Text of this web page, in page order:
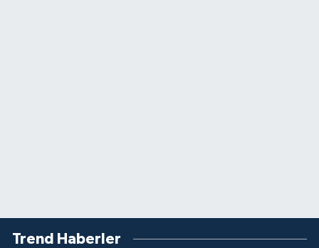
Trend Haberler